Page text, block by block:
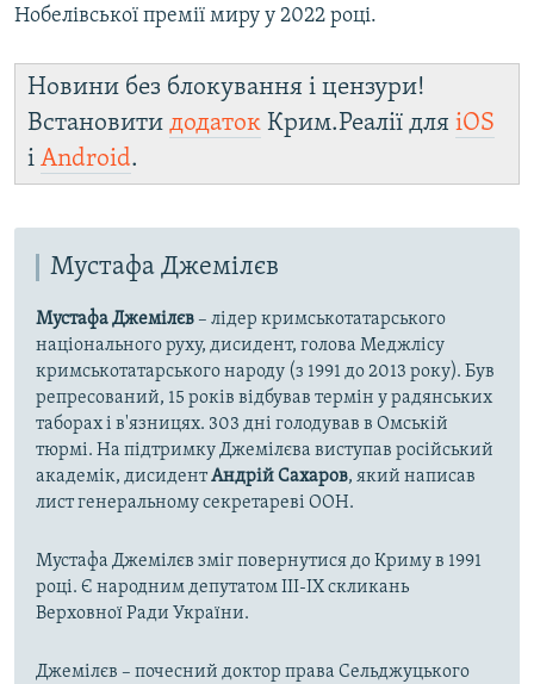
Нобелівської премії миру у 2022 році.
Новини без блокування і цензури!
Встановити додаток Крим.Реалії для iOS
і Android.
Мустафа Джемілєв
Мустафа Джемілєв– лідер кримськотатарського
національного руху, дисидент, голова Меджлісу
кримськотатарського народу (з 1991 до 2013 року). Був
репресований, 15 років відбував термін у радянських
таборах і в'язницях. 303 дні голодував в Омській
тюрмі. На підтримку Джемілєва виступав російський
академік, дисидентАндрій Сахаров, який написав
лист генеральному секретареві ООН.
Мустафа Джемілєв зміг повернутися до Криму в 1991
році. Є народним депутатом III-IX скликань
Верховної Ради України.
Джемілєв – почесний доктор права Сельджуцького